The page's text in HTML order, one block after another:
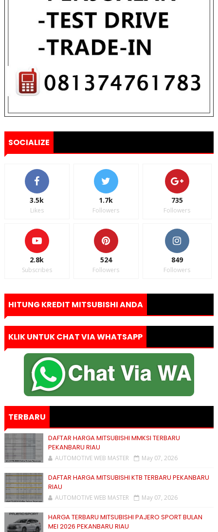
SOCIALIZE
3.5k
Likes
1.7k
Followers
735
Followers
2.8k
Subscribes
524
Followers
849
Followers
HITUNG KREDIT MITSUBISHI ANDA
KLIK UNTUK CHAT VIA WHATSAPP
TERBARU
DAFTAR HARGA MITSUBISHI MMKSI TERBARU
PEKANBARU RIAU
AUTOMOTIVE WEB MASTER May 07, 2026
DAFTAR HARGA MITSUBISHI KTB TERBARU PEKANBARU
RIAU
AUTOMOTIVE WEB MASTER May 07, 2026
HARGA TERBARU MITSUBISHI PAJERO SPORT BULAN
MEI 2026 PEKANBARU RIAU